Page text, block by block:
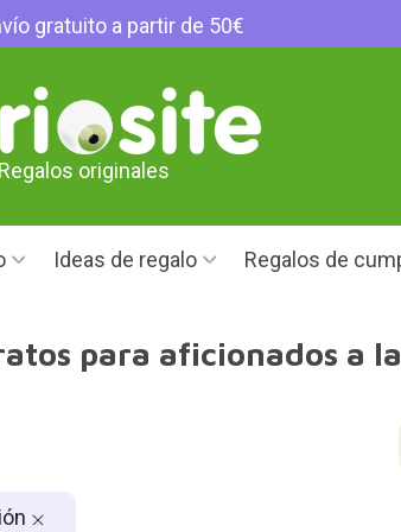
gratuito a partir de 50€
Regalos originales
Ideas de regalo Regalos de
para aficionados a